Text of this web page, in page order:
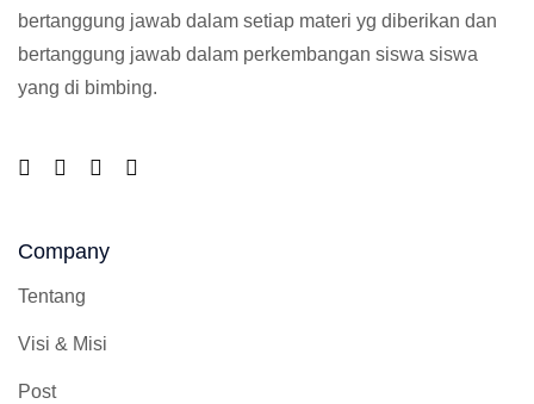
bertanggung jawab dalam setiap materi yg diberikan dan
bertanggung jawab dalam perkembangan siswa siswa
yang di bimbing.
Company
Tentang
Visi & Misi
Post